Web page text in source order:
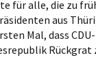
für alle, die zu
aus
Mal, dass